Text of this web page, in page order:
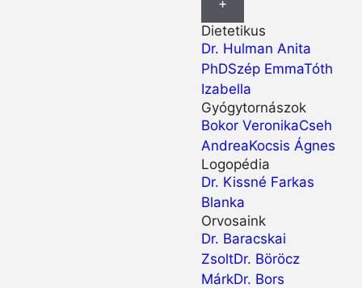
+
Dietetikus
Dr. Hulman Anita
PhDSzép EmmaTóth
Izabella
Gyógytornászok
Bokor VeronikaCseh
AndreaKocsis Ágnes
Logopédia
Dr. Kissné Farkas
Blanka
Orvosaink
Dr. Baracskai
ZsoltDr. Böröcz
MárkDr. Bors